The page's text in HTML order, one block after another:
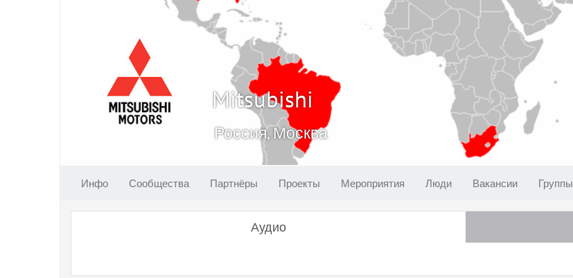
Mitsubishi
Россия, Москва
Инфо Сообщества Партнёры Проекты Мероприятия Люди Вакансии Группы
Аудио